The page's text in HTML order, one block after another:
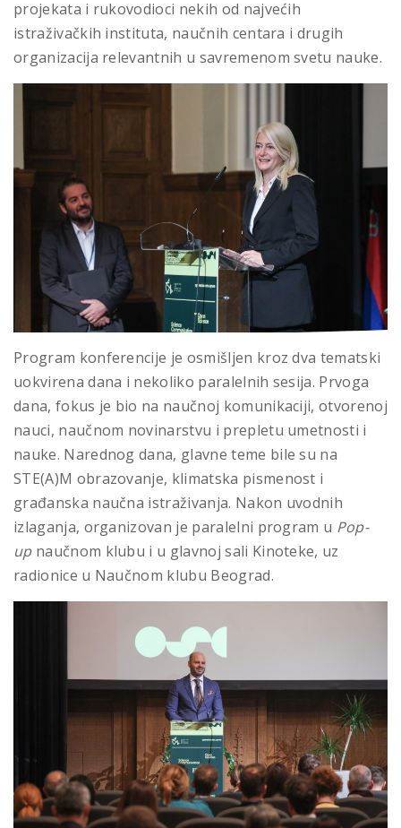
projekata i rukovodioci nekih od najvećih
istraživačkih instituta, naučnih centara i drugih
organizacija relevantnih u savremenom svetu nauke.
Program konferencije je osmišljen kroz dva tematski
uokvirena dana i nekoliko paralelnih sesija. Prvoga
dana, fokus je bio na naučnoj komunikaciji, otvorenoj
nauci, naučnom novinarstvu i prepletu umetnosti i
nauke. Narednog dana, glavne teme bile su na
STE(A)M obrazovanje, klimatska pismenost i
građanska naučna istraživanja. Nakon uvodnih
izlaganja, organizovan je paralelni program u Pop-
upnaučnom klubu i u glavnoj sali Kinoteke, uz
radionice u Naučnom klubu Beograd.